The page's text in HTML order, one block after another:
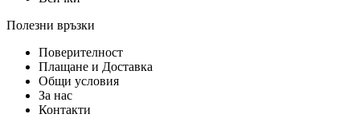
Полезни връзки
Поверителност
Плащане и Доставка
Общи условия
За нас
Контакти